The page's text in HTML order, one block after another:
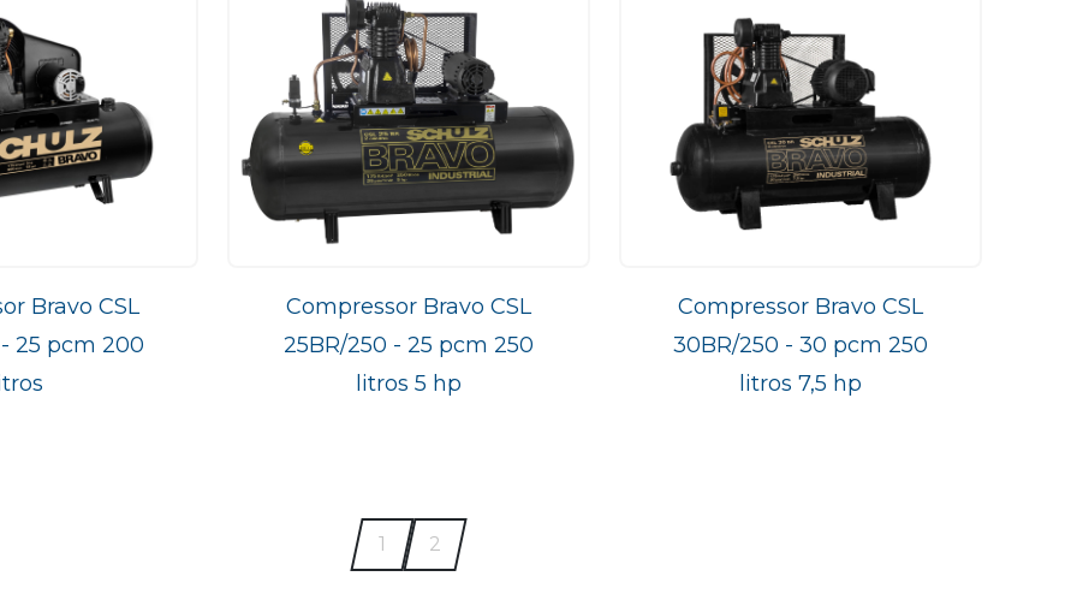
Bravo CSL
25 pcm 200
Compressor Bravo CSL
25BR/250 - 25 pcm 250
litros 5 hp
Compressor Bravo CSL
30BR/250 - 30 pcm 250
litros 7,5 hp
1 2